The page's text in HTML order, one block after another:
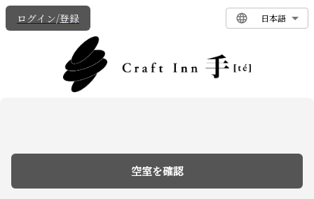
ログイン/登録 日本語
空室を確認